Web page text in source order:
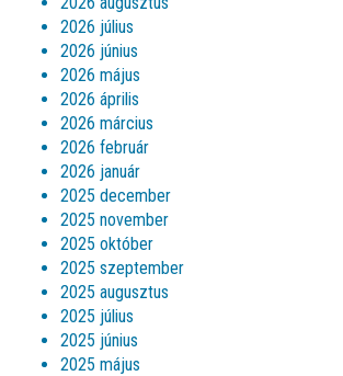
2026 július
2026 június
2026 május
2026 április
2026 március
2026 február
2026 január
2025 december
2025 november
2025 október
2025 szeptember
2025 augusztus
2025 július
2025 június
2025 május